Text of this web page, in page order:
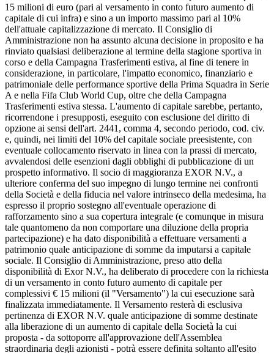
15 milioni di euro (pari al versamento in conto futuro aumento di
capitale di cui infra) e sino a un importo massimo pari al 10%
dell'attuale capitalizzazione di mercato. Il Consiglio di
Amministrazione non ha assunto alcuna decisione in proposito e ha
rinviato qualsiasi deliberazione al termine della stagione sportiva in
corso e della Campagna Trasferimenti estiva, al fine di tenere in
considerazione, in particolare, l'impatto economico, finanziario e
patrimoniale delle performance sportive della Prima Squadra in Serie
A e nella Fifa Club World Cup, oltre che della Campagna
Trasferimenti estiva stessa. L'aumento di capitale sarebbe, pertanto,
ricorrendone i presupposti, eseguito con esclusione del diritto di
opzione ai sensi dell'art. 2441, comma 4, secondo periodo, cod. civ.
e, quindi, nei limiti del 10% del capitale sociale preesistente, con
eventuale collocamento riservato in linea con la prassi di mercato,
avvalendosi delle esenzioni dagli obblighi di pubblicazione di un
prospetto informativo. Il socio di maggioranza EXOR N.V., a
ulteriore conferma del suo impegno di lungo termine nei confronti
della Società e della fiducia nel valore intrinseco della medesima, ha
espresso il proprio sostegno all'eventuale operazione di
rafforzamento sino a sua copertura integrale (e comunque in misura
tale quantomeno da non comportare una diluzione della propria
partecipazione) e ha dato disponibilità a effettuare versamenti a
patrimonio quale anticipazione di somme da imputarsi a capitale
sociale. Il Consiglio di Amministrazione, preso atto della
disponibilità di Exor N.V., ha deliberato di procedere con la richiesta
di un versamento in conto futuro aumento di capitale per
complessivi € 15 milioni (il "Versamento") la cui esecuzione sarà
finalizzata immediatamente. Il Versamento resterà di esclusiva
pertinenza di EXOR N.V. quale anticipazione di somme destinate
alla liberazione di un aumento di capitale della Società la cui
proposta - da sottoporre all'approvazione dell'Assemblea
straordinaria degli azionisti - potrà essere definita soltanto all'esito